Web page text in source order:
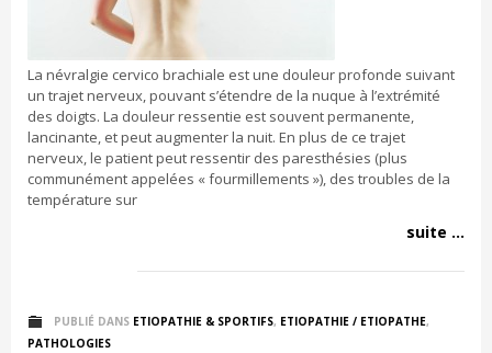
La névralgie cervico brachiale est une douleur profonde suivant
un trajet nerveux, pouvant s’étendre de la nuque à l’extrémité
des doigts. La douleur ressentie est souvent permanente,
lancinante, et peut augmenter la nuit. En plus de ce trajet
nerveux, le patient peut ressentir des paresthésies (plus
communément appelées « fourmillements »), des troubles de la
température sur
suite ...
PUBLIÉ DANS ETIOPATHIE & SPORTIFS, ETIOPATHIE / ETIOPATHE,
PATHOLOGIES